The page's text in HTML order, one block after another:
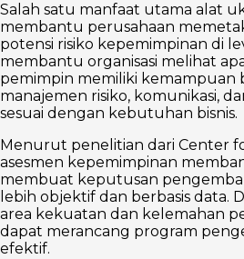
Salah satu manfaat utama alat
membantu perusahaan
potensi risiko kepemimpinan di
membantu organisasi melihat
pemimpin memiliki kemampuan
manajemen risiko, komunikasi,
sesuai dengan kebutuhan bisnis.
Menurut penelitian dari Center
asesmen kepemimpinan
membuat keputusan
lebih objektif dan berbasis data.
area kekuatan dan kelemahan
dapat merancang program
efektif.